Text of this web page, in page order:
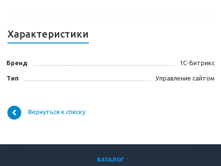
Характеристики
Бренд 1С-Битрикс
Тип Управление сайтом
Вернуться к списку
КАТАЛОГ